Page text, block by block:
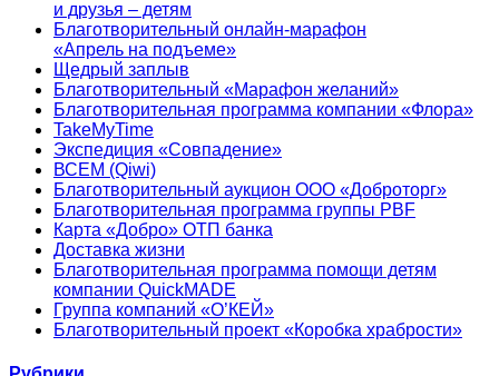
и друзья – детям
Благотворительный онлайн‑марафон
«Апрель на подъеме»
Щедрый заплыв
Благотворительный «Марафон желаний»
Благотворительная программа компании «Флора»
TakeMyTime
Экспедиция «Совпадение»
ВСЕМ (Qiwi)
Благотворительный аукцион ООО «Доброторг»
Благотворительная программа группы PBF
Карта «Добро» ОТП банка
Доставка жизни
Благотворительная программа помощи детям
компании QuickMADE
Группа компаний «О’КЕЙ»
Благотворительный проект «Коробка храбрости»